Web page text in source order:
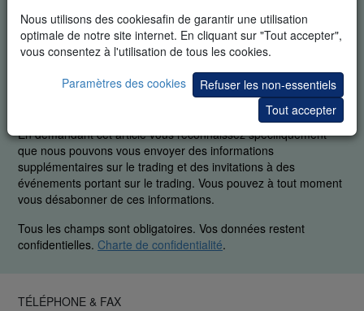
Nous utilisons des cookiesafin de garantir une utilisation
optimale de notre site internet. En cliquant sur "Tout accepter",
vous consentez à l'utilisation de tous les cookies.
Paramètres des cookies
Refuser les non-essentiels
Tout accepter
DÉMO GRATUITE EN TEMPS RÉEL
En demandant cet article vous reconnaissez spécifiquement
que nous pouvons vous envoyer des informations
supplémentaires sur le trading et des invitations à des
événements portant sur le trading. Vous pouvez à tout moment
vous désabonner de ces informations.
Tous les champs sont obligatoires. Vos données restent
confidentielles. Charte de confidentialité.
TÉLÉPHONE & FAX